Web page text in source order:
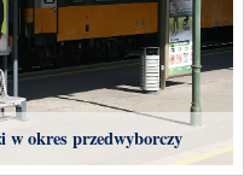
w okres przedwyborczy